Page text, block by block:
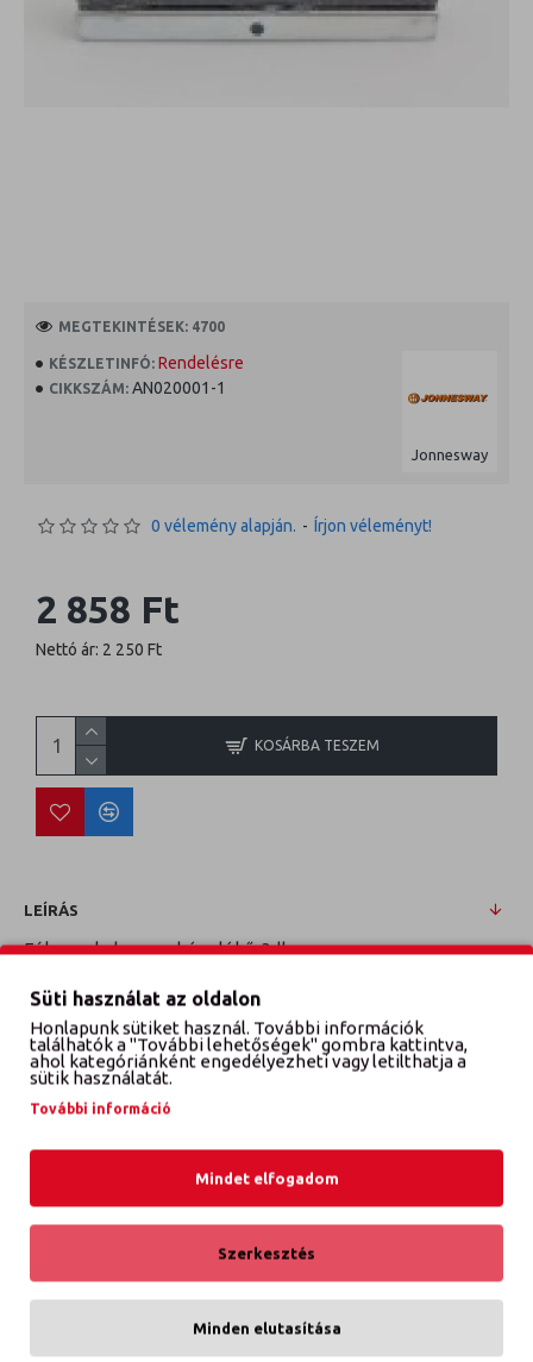
KÉSZLETINFÓ: Rendelésre
CIKKSZÁM: AN020001-1
Jonnesway
MEGTEKINTÉSEK: 4700
0 vélemény alapján. - Írjon véleményt!
2 858 Ft
Nettó ár: 2 250 Ft
KOSÁRBA TESZEM
LEÍRÁS
Fék munkahenger hónolókő, 3db
VÉLEMÉNYEK
Süti használat az oldalon
Honlapunk sütiket használ. További információk
találhatók a "További lehetőségek" gombra kattintva,
ahol kategóriánként engedélyezheti vagy letilthatja a
sütik használatát.
További információ
Mindet elfogadom
Szerkesztés
Minden elutasítása